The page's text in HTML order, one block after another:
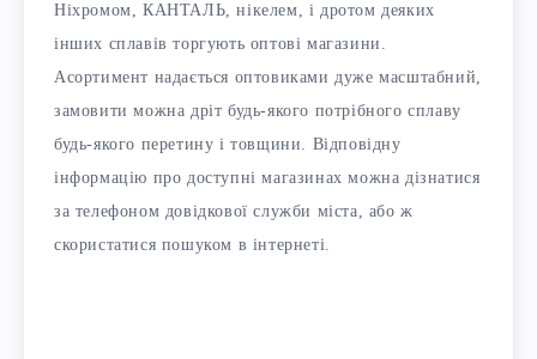
Ніхромом, КАНТАЛЬ, нікелем, і дротом деяких
інших сплавів торгують оптові магазини.
Асортимент надається оптовиками дуже масштабний,
замовити можна дріт будь-якого потрібного сплаву
будь-якого перетину і товщини. Відповідну
інформацію про доступні магазинах можна дізнатися
за телефоном довідкової служби міста, або ж
скористатися пошуком в інтернеті.